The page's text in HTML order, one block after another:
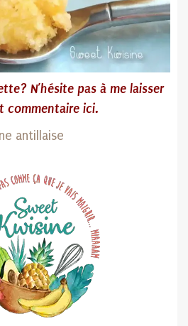
N’hésite pas à me laisser
commentaire ici.
antillaise